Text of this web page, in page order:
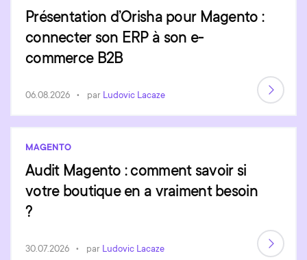
Présentation d’Orisha pour Magento :
connecter son ERP à son e-
commerce B2B
06.08.2026 par Ludovic Lacaze
MAGENTO
Audit Magento : comment savoir si
votre boutique en a vraiment besoin
?
30.07.2026 par Ludovic Lacaze